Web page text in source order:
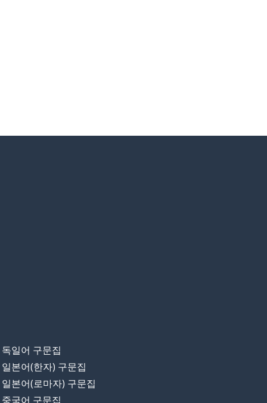
독일어 구문집
일본어(한자) 구문집
일본어(로마자) 구문집
중국어 구문집